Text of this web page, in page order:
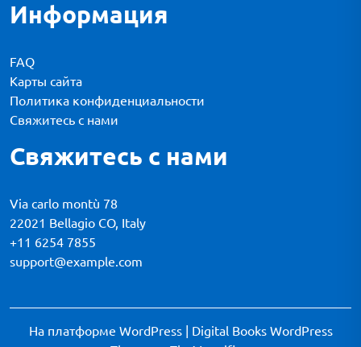
Информация
FAQ
Карты сайта
Политика конфиденциальности
Свяжитесь с нами
Свяжитесь с нами
Via carlo montù 78
22021 Bellagio CO, Italy
+11 6254 7855
support@example.com
На платформе WordPress | Digital Books WordPress